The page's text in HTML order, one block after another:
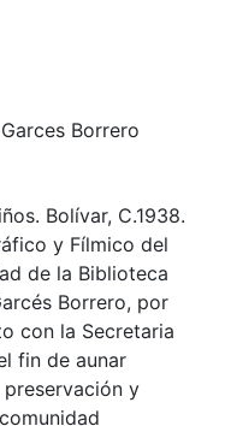
Borrero
Bolívar, C.1938.
y Fílmico del
de la Biblioteca
Borrero, por
con la Secretaria
fin de aunar
y